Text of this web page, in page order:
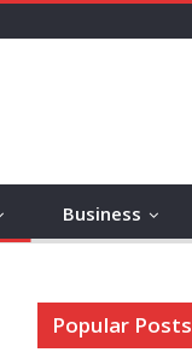
Business
Popular Posts